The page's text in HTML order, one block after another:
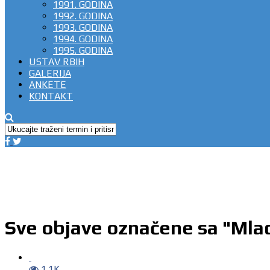
1991. GODINA
1992. GODINA
1993. GODINA
1994. GODINA
1995. GODINA
USTAV RBIH
GALERIJA
ANKETE
KONTAKT
Sve objave označene sa